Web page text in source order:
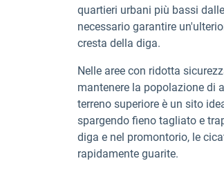
quartieri urbani più bassi
necessario garantire
cresta della diga.
Nelle aree con ridotta
mantenere la popolazione di
terreno superiore è un sito
spargendo fieno tagliato e
diga e nel promontorio, le
rapidamente guarite.